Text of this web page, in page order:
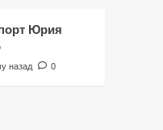
Юрия
назад 0